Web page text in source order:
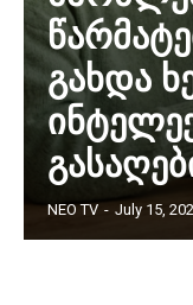
გახდა
NEO TV - July 15,